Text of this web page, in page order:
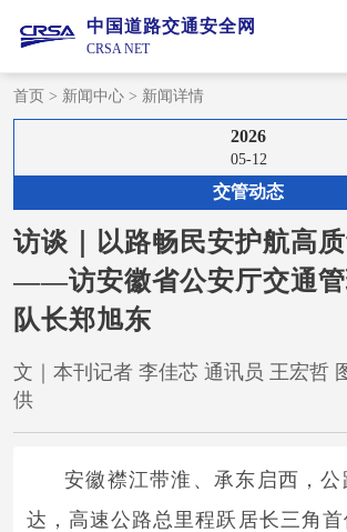
中国道路交通安全网
CRSA NET
首页 > 新闻中心 > 新闻详情
2026
05-12
交管动态
访谈｜以路畅民安护航高
——访安徽省公安厅交通管
队长郑旭东
文｜本刊记者 李佳芯 通讯员 王宏哲
供
安徽襟江带淮、承东启西，公
达，高速公路总里程跃居长三角